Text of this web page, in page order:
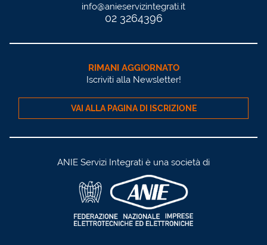
ANIE Servizi Integrati è una società di
info@anieservizintegrati.it
02 3264396
RIMANI AGGIORNATO
Iscriviti alla Newsletter!
VAI ALLA PAGINA DI ISCRIZIONE